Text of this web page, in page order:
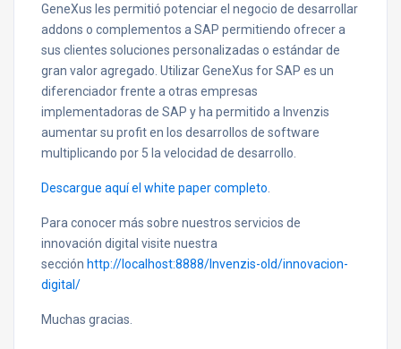
GeneXus les permitió potenciar el negocio de desarrollar
addons o complementos a SAP permitiendo ofrecer a
sus clientes soluciones personalizadas o estándar de
gran valor agregado. Utilizar GeneXus for SAP es un
diferenciador frente a otras empresas
implementadoras de SAP y ha permitido a Invenzis
aumentar su profit en los desarrollos de software
multiplicando por 5 la velocidad de desarrollo.
Descargue aquí el white paper completo
Para conocer más sobre nuestros servicios de
innovación digital visite nuestra
sección http://localhost:8888/Invenzis-old/innovacion-
digital/
Muchas gracias.